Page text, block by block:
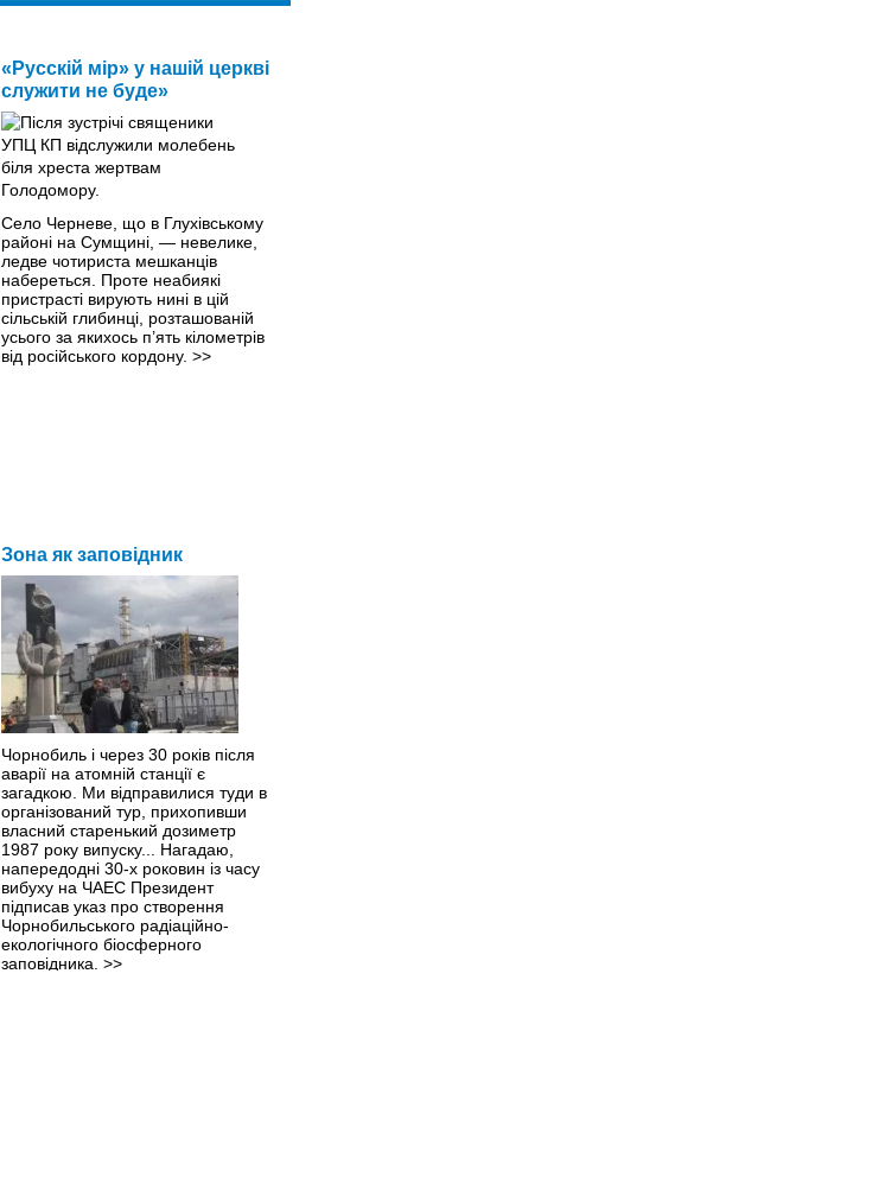
«Русскій мір» у нашій церкві
служити не буде»
Село Черневе, що в Глухівському
районі на Сумщині, — невелике,
ледве чотириста мешканців
набереться. Проте неабиякі
пристрасті вирують нині в цій
сільській глибинці, розташованій
усього за якихось п’ять кілометрів
від російського кордону. >>
Зона як заповідник
Чорнобиль і через 30 років після
аварії на атомній станції є
загадкою. Ми відправилися туди в
організований тур, прихопивши
власний старенький дозиметр
1987 року випуску... Нагадаю,
напередодні 30-х роковин із часу
вибуху на ЧАЕС Президент
підписав указ про створення
Чорнобильського радіаційно-
екологічного біосферного
заповідника. >>